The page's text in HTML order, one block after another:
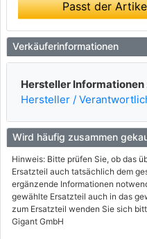
Passt der
Verkäuferinformationen
Hersteller
Hersteller /
Wird häufig zusammen
Hinweis: Bitte prüfen Sie, ob das
Ersatzteil auch tatsächlich dem
ergänzende Informationen
gewählte Ersatzteil auch in das
zum Ersatzteil wenden Sie sich
Gigant GmbH